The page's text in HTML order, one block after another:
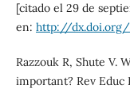
[citado el 29 de
en: http://dx.doi.org/
Razzouk R, Shute V.
important? Rev Educ